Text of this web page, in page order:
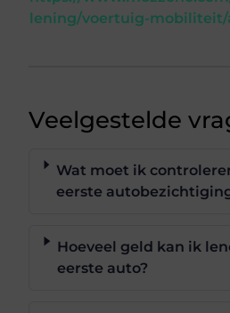
lening/voertuig-
Veelgestelde
Wat moet ik
eerste
Hoeveel geld kan ik
eerste auto?